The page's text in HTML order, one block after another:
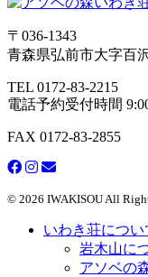
〒036-1343
青森県弘前市大字百
TEL 0172-83-2215
電話予約受付時間
FAX 0172-83-2855
© 2026 IWAKISOU All
いわき荘につい
岩木山に
アソベの